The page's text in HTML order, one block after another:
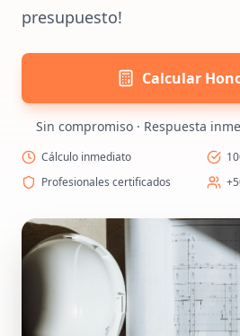
presupuesto!
Calcular
Sin compromiso · Respuesta
Cálculo inmediato
Profesionales certificados